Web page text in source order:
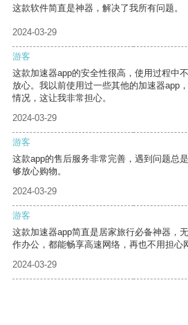
这款软件简直是神器，解决了我所有问题。
2024-03-29
游客
这款加速器app的安全性很高，使用过程中
放心。我以前使用过一些其他的加速器app
情况，这让我非常担心。
2024-03-29
游客
这款app的售后服务非常完善，遇到问题总
够放心购物。
2024-03-29
游客
这款加速器app简直是居家旅行必备神器，
作办公，都能畅享高速网络，再也不用担心
2024-03-29